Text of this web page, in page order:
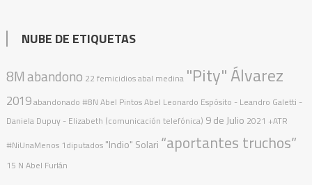
NUBE DE ETIQUETAS
8Mabandono 22 femicidiosabal medina "Pity" Álvarez
2019abandonado #8N Abel PintosAbel Leonardo Espósito - Leandro Galetti -
Daniela Dupuy - Elizabeth (comunicación telefónica) 9 de Julio 2021 +ATR
#NiUnaMenos 1diputados "Indio" Solari “aportantes truchos”
15 N Abel Furlán